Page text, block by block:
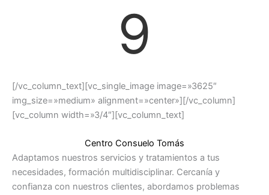
9
[/vc_column_text][vc_single_image image=»3625″
img_size=»medium» alignment=»center»][/vc_column]
[vc_column width=»3/4″][vc_column_text]
Centro Consuelo Tomás
Adaptamos nuestros servicios y tratamientos a tus
necesidades, formación multidisciplinar. Cercanía y
confianza con nuestros clientes, abordamos problemas